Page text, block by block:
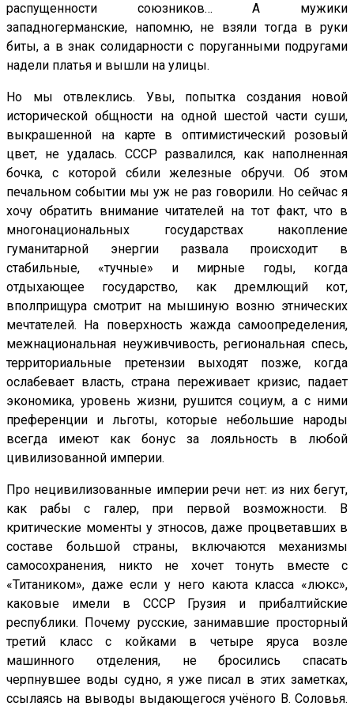
распущенности союзников… А мужики
западногерманские, напомню, не взяли тогда в руки
биты, а в знак солидарности с поруганными подругами
надели платья и вышли на улицы.
Но мы отвлеклись. Увы, попытка создания новой
исторической общности на одной шестой части суши,
выкрашенной на карте в оптимистический розовый
цвет, не удалась. СССР развалился, как наполненная
бочка, с которой сбили железные обручи. Об этом
печальном событии мы уж не раз говорили. Но сейчас я
хочу обратить внимание читателей на тот факт, что в
многонациональных государствах накопление
гуманитарной энергии развала происходит в
стабильные, «тучные» и мирные годы, когда
отдыхающее государство, как дремлющий кот,
вполприщура смотрит на мышиную возню этнических
мечтателей. На поверхность жажда самоопределения,
межнациональная неуживчивость, региональная спесь,
территориальные претензии выходят позже, когда
ослабевает власть, страна переживает кризис, падает
экономика, уровень жизни, рушится социум, а с ними
преференции и льготы, которые небольшие народы
всегда имеют как бонус за лояльность в любой
цивилизованной империи.
Про нецивилизованные империи речи нет: из них бегут,
как рабы с галер, при первой возможности. В
критические моменты у этносов, даже процветавших в
составе большой страны, включаются механизмы
самосохранения, никто не хочет тонуть вместе с
«Титаником», даже если у него каюта класса «люкс»,
каковые имели в СССР Грузия и прибалтийские
республики. Почему русские, занимавшие просторный
третий класс с койками в четыре яруса возле
машинного отделения, не бросились спасать
черпнувшее воды судно, я уже писал в этих заметках,
ссылаясь на выводы выдающегося учёного В. Соловья.